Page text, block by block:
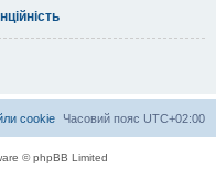
Часовий пояс UTC+02:00
cookie
© phpBB Limited